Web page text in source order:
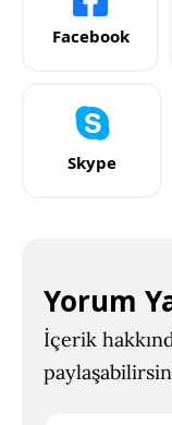
Facebook
Skype
Yorum
İçerik